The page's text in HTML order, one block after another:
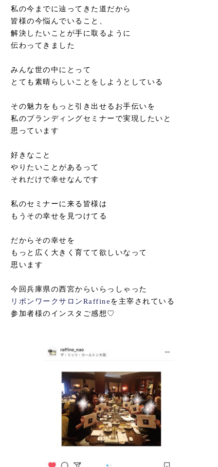
私の今までに辿ってきた道だから
皆様の今悩んでいること、
解決したいことが手に取るように
伝わってきました
みんな世の中にとって
とても素晴らしいことをしようとしている
その魅力をもっと引き出せるお手伝いを
私のブランディングセミナーで実現したいと
思っています
好きなこと
やりたいことがあるって
それだけで幸せなんです
私のセミナーに来る皆様は
もうその幸せを見つけてる
だからその幸せを
もっと広く大きく育てて欲しいなって
思います
今回兵庫県の西宮からいらっしゃった
リボンワークサロンRaffine を主宰されている
参加者様のインスタご感想♡